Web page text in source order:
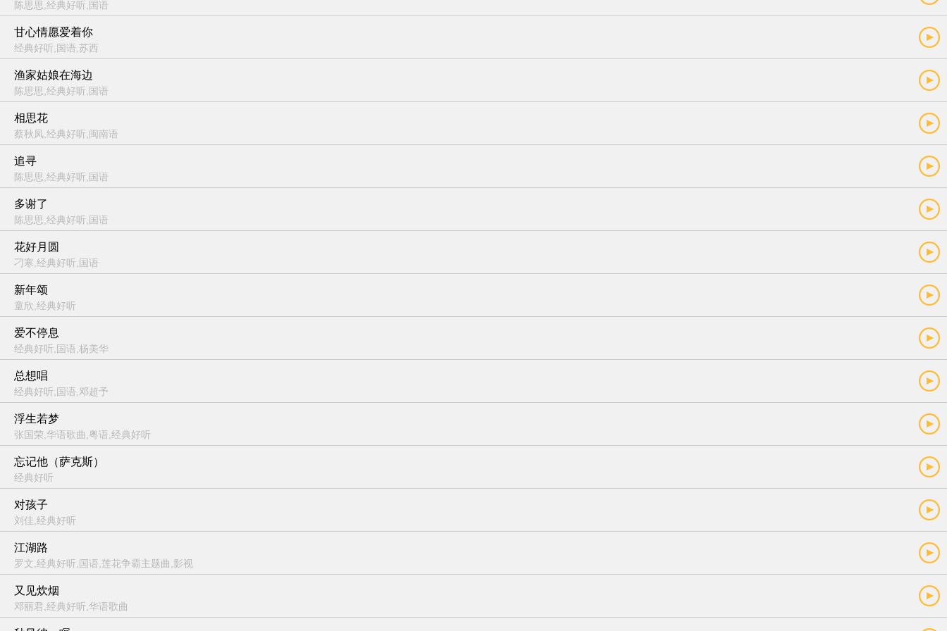
陈思思,经典好听,国语
甘心情愿爱着你
经典好听,国语,苏西
渔家姑娘在海边
陈思思,经典好听,国语
相思花
蔡秋凤,经典好听,闽南语
追寻
陈思思,经典好听,国语
多谢了
陈思思,经典好听,国语
花好月圆
刁寒,经典好听,国语
新年颂
童欣,经典好听
爱不停息
经典好听,国语,杨美华
总想唱
经典好听,国语,邓超予
浮生若梦
张国荣,华语歌曲,粤语,经典好听
忘记他（萨克斯）
经典好听
对孩子
刘佳,经典好听
江湖路
罗文,经典好听,国语,莲花争霸主题曲,影视
又见炊烟
邓丽君,经典好听,华语歌曲